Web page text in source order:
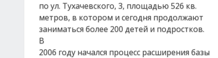
по ул. Тухачевского, 3, площадью 526 кв.
метров, в котором и сегодня продолжают
заниматься более 200 детей и подростков.
В
2006 году начался процесс расширения базы